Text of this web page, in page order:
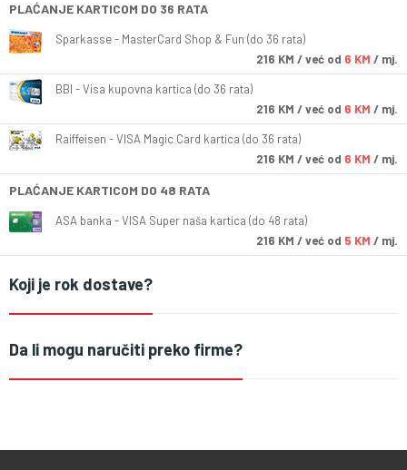
PLAĆANJE KARTICOM DO 36 RATA
Sparkasse - MasterCard Shop & Fun (do 36 rata)
216 KM / već od 6 KM / mj.
BBI - Visa kupovna kartica (do 36 rata)
216 KM / već od 6 KM / mj.
Raiffeisen - VISA Magic Card kartica (do 36 rata)
216 KM / već od 6 KM / mj.
PLAĆANJE KARTICOM DO 48 RATA
ASA banka - VISA Super naša kartica (do 48 rata)
216 KM / već od 5 KM / mj.
Koji je rok dostave?
Da li mogu naručiti preko firme?